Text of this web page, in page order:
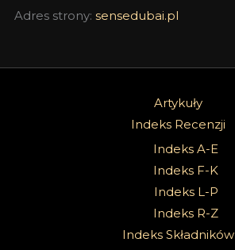
Adres strony:sensedubai.pl
Artykuły
Indeks Recenzji
Indeks A-E
Indeks F-K
Indeks L-P
Indeks R-Z
Indeks Składników